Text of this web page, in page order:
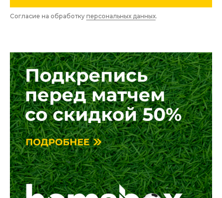
Согласие на обработку персональных данных.